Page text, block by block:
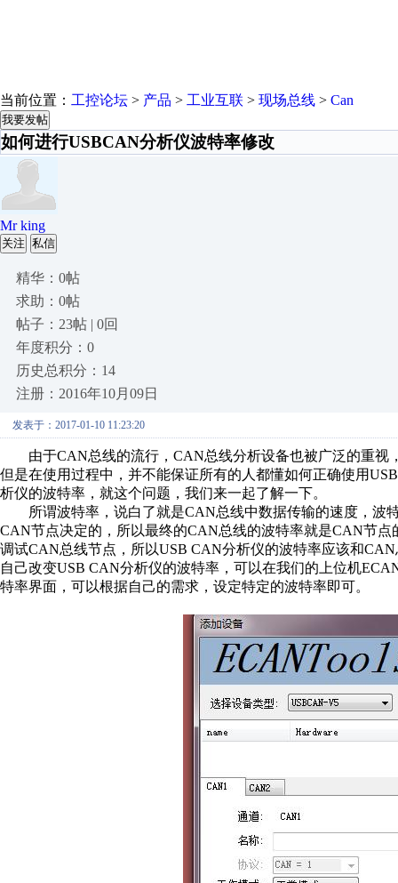
当前位置： 工控论坛 > 产品 > 工业互联 > 现场总线 > Can
我要发帖
如何进行USBCAN分析仪波特率修改
Mr king
关注 私信
精华：0帖
求助：0帖
帖子：23帖 | 0回
年度积分：0
历史总积分：14
注册：2016年10月09日
发表于：2017-01-10 11:23:20
由于CAN总线的流行，CAN总线分析设备也被广泛的重视
但是在使用过程中，并不能保证所有的人都懂如何正确使用
析仪的波特率，就这个问题，我们来一起了解一下。
所谓波特率，说白了就是CAN总线中数据传输的速度，波
CAN节点决定的，所以最终的CAN总线的波特率就是CAN节
调试CAN总线节点，所以USB CAN分析仪的波特率应该和
自己改变USB CAN分析仪的波特率，可以在我们的上位机
特率界面，可以根据自己的需求，设定特定的波特率即可。